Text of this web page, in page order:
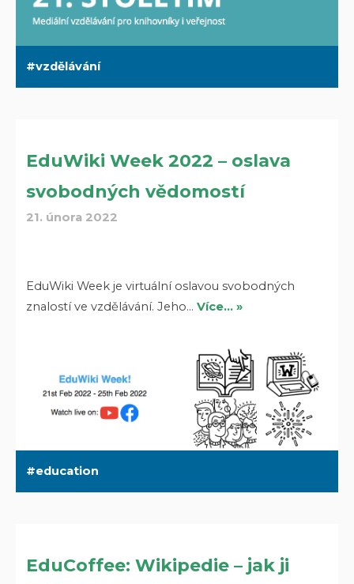
vzdělávání
EduWiki Week 2022 – oslava
svobodných vědomostí
21. února 2022
EduWiki Week je virtuální oslavou svobodných
znalostí ve vzdělávání. Jeho…Více… »
education
EduCoffee: Wikipedie – jak ji